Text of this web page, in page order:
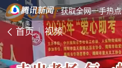
· 获取全网一手热点
首页 视频